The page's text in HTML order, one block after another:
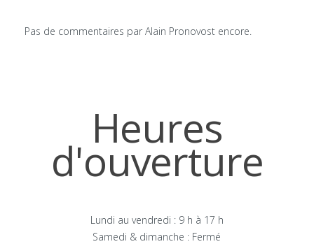
Pas de commentaires par Alain Pronovost encore.
Heures
d'ouverture
Lundi au vendredi : 9 h à 17 h
Samedi & dimanche : Fermé